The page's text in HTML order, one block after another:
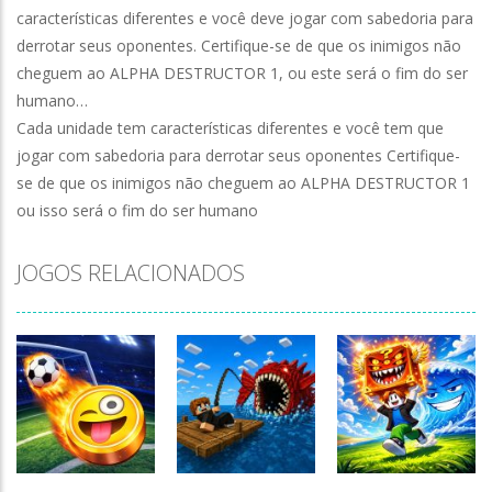
características diferentes e você deve jogar com sabedoria para
derrotar seus oponentes. Certifique-se de que os inimigos não
cheguem ao ALPHA DESTRUCTOR 1, ou este será o fim do ser
humano…
Cada unidade tem características diferentes e você tem que
jogar com sabedoria para derrotar seus oponentes Certifique-
se de que os inimigos não cheguem ao ALPHA DESTRUCTOR 1
ou isso será o fim do ser humano
JOGOS RELACIONADOS